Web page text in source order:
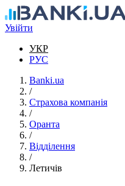
Перейти до основного вмісту
Увійти
УКР
РУС
Banki.ua
/
Страхова компанія
/
Оранта
/
Відділення
/
Летичів